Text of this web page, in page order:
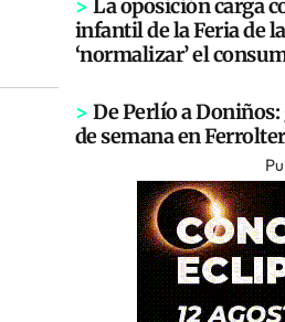
> La oposición carga
infantil de la Feria de
‘normalizar’ el
> De Perlío a
de semana en